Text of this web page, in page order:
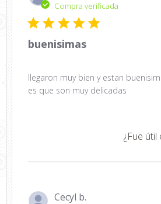
Compra verificada
buenisimas
llegaron muy bien y estan
es que son muy delicadas
¿Fue
Cecyl b.